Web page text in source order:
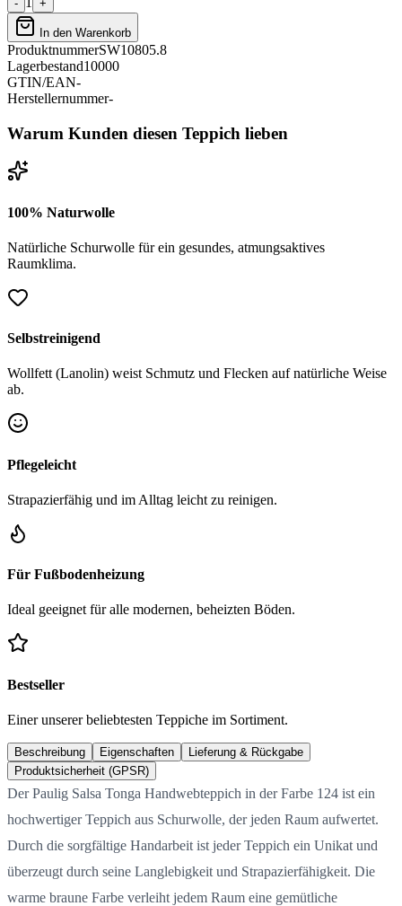
- +
In den Warenkorb
ProduktnummerSW10805.8
Lagerbestand10000
GTIN/EAN-
Herstellernummer-
Warum Kunden diesen Teppich lieben
100% Naturwolle
Natürliche Schurwolle für ein gesundes, atmungsaktives
Raumklima.
Selbstreinigend
Wollfett (Lanolin) weist Schmutz und Flecken auf natürliche Weise
ab.
Pflegeleicht
Strapazierfähig und im Alltag leicht zu reinigen.
Für Fußbodenheizung
Ideal geeignet für alle modernen, beheizten Böden.
Bestseller
Einer unserer beliebtesten Teppiche im Sortiment.
Beschreibung Eigenschaften
Lieferung & Rückgabe
Produktsicherheit (GPSR)
Der Paulig Salsa Tonga Handwebteppich in der Farbe 124 ist ein
hochwertiger Teppich aus Schurwolle, der jeden Raum aufwertet.
Durch die sorgfältige Handarbeit ist jeder Teppich ein Unikat und
überzeugt durch seine Langlebigkeit und Strapazierfähigkeit. Die
warme braune Farbe verleiht jedem Raum eine gemütliche